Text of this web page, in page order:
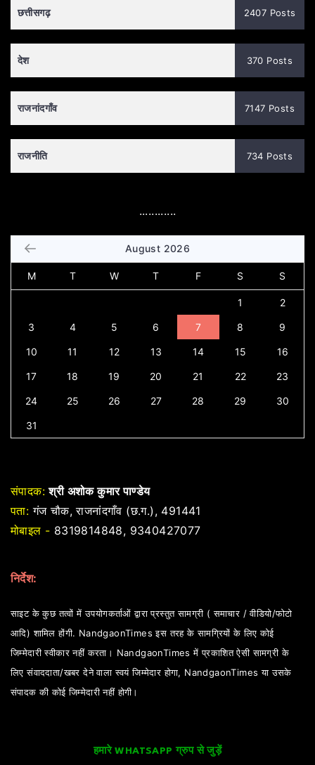
छत्तीसगढ़ 2407 Posts
देश 370 Posts
राजनांदगाँव 7147 Posts
राजनीति 734 Posts
............
August 2026
M T W T F S S
1 2
3 4 5 6 7 8 9
10 11 12 13 14 15 16
17 18 19 20 21 22 23
24 25 26 27 28 29 30
31
संपादक: श्री अशोक कुमार पाण्डेय
पता: गंज चौक, राजनांदगाँव (छ.ग.), 491441
मोबाइल - 8319814848, 9340427077
निर्देश:
साइट के कुछ तत्वों में उपयोगकर्ताओं द्वारा प्रस्तुत सामग्री ( समाचार / वीडियो/फोटो
आदि) शामिल होंगी. NandgaonTimes इस तरह के सामग्रियों के लिए कोई
जिम्मेदारी स्वीकार नहीं करता। NandgaonTimes में प्रकाशित ऐसी सामग्री के
लिए संवाददाता/खबर देने वाला स्वयं जिम्मेदार होगा, NandgaonTimes या उसके
संपादक की कोई जिम्मेदारी नहीं होगी।
हमारे WHATSAPP ग्रुप से जुड़ें